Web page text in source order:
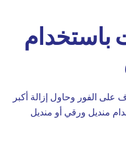
باستخدام
على الفور وحاول إزالة أكبر
منديل ورقي أو منديل